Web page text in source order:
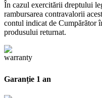
În cazul exercitării dreptului
rambursarea contravalorii
contul indicat de Cumpărător
produsului returnat.
Garanție 1 an